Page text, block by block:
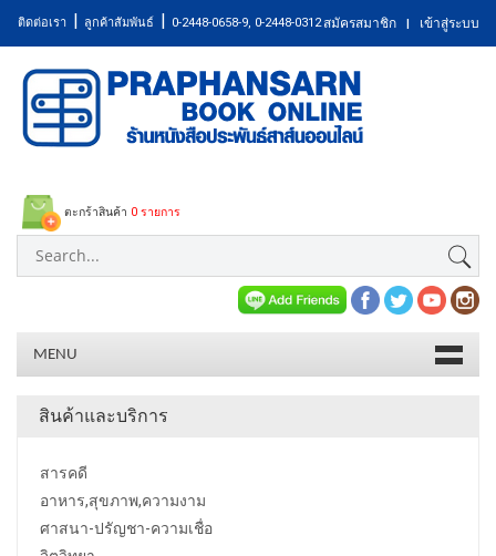
ติดต่อเรา | ลูกค้าสัมพันธ์ | 0-2448-0658-9, 0-2448-0312สมัครสมาชิก | เข้าสู่ระบบ
ตะกร้าสินค้า 0 รายการ
MENU
สินค้าและบริการ
สารคดี
อาหาร,สุขภาพ,ความงาม
ศาสนา-ปรัญชา-ความเชื่อ